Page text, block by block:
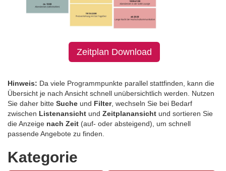
Zeitplan Download
Hinweis: Da viele Programmpunkte parallel stattfinden, kann die
Übersicht je nach Ansicht schnell unübersichtlich werden. Nutzen
Sie daher bitte Suche und Filter, wechseln Sie bei Bedarf
zwischen Listenansicht und Zeitplanansicht und sortieren Sie
die Anzeige nach Zeit (auf- oder absteigend), um schnell
passende Angebote zu finden.
Kategorie